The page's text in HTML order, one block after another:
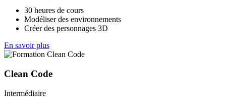
30 heures de cours
Modéliser des environnements
Créer des personnages 3D
En savoir plus
Clean Code
Intermédiaire